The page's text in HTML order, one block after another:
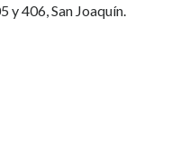
y 406, San Joaquín.